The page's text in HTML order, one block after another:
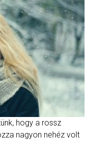
hogy a rossz
nagyon nehéz volt